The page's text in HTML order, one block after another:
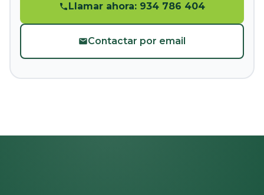
Llamar ahora: 934 786 404
Contactar por email